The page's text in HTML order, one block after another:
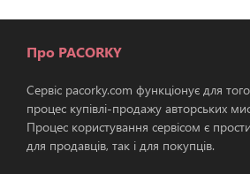
Про PACORKY
Сервіс pacorky.com функціонує для
процес купівлі-продажу авторських
Процес користування сервісом є
для продавців, так і для покупців.